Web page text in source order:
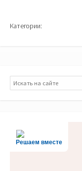
Категории:
Поиск
Решаем вместе